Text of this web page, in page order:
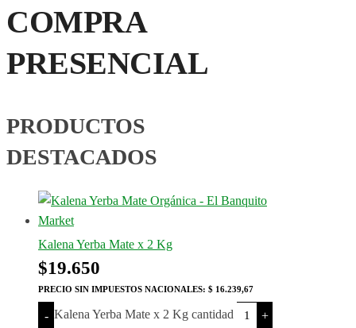
COMPRA
PRESENCIAL
PRODUCTOS
DESTACADOS
Kalena Yerba Mate x 2 Kg
$19.650
PRECIO SIN IMPUESTOS NACIONALES: $ 16.239,67
- Kalena Yerba Mate x 2 Kg cantidad +